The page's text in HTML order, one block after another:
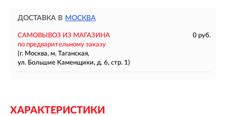
ДОСТАВКА В МОСКВА
САМОВЫВОЗ ИЗ МАГАЗИНА
0 руб.
по предварительному заказу
(г. Москва, м. Таганская,
ул. Большие Каменщики, д. 6, стр. 1)
ХАРАКТЕРИСТИКИ